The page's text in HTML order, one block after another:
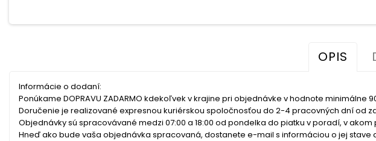
OPIS
Informácie o dodaní:
Ponúkame DOPRAVU ZADARMO kdekoľvek v krajine pri objednávke v hodnote minimálne
Doručenie je realizované expresnou kuriérskou spoločnosťou do 2-4 pracovných dní od
Objednávky sú spracovávané medzi 07:00 a 18:00 od pondelka do piatku v poradí, v akom
Hneď ako bude vaša objednávka spracovaná, dostanete e-mail s informáciou o jej stave